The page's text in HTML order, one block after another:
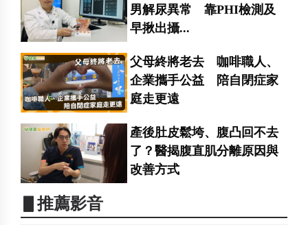
男解尿異常 靠PHI檢測及
早揪出攝...
父母終將老去 咖啡職人、
企業攜手公益 陪自閉症家
庭走更遠
產後肚皮鬆垮、腹凸回不去
了？醫揭腹直肌分離原因與
改善方式
▋推薦影音